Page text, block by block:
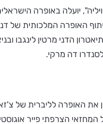
יועלה באופרה
האופרה המלכותית של
הדני מרטין לינגבו
דה מרקי.
את האופרה לליברית של
הצרפתי פייר